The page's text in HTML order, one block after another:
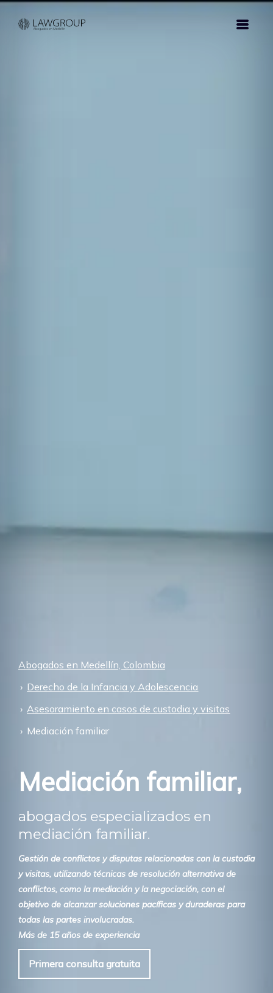
Abogados en Medellín, Colombia
Derecho de la Infancia y Adolescencia
Asesoramiento en casos de custodia y visitas
Mediación familiar
Mediación familiar,
abogados especializados en
mediación familiar.
Gestión de conflictos y disputas relacionadas con la custodia
y visitas, utilizando técnicas de resolución alternativa de
conflictos, como la mediación y la negociación, con el
objetivo de alcanzar soluciones pacíficas y duraderas para
todas las partes involucradas.
Más de 15 años de experiencia
Primera consulta gratuita